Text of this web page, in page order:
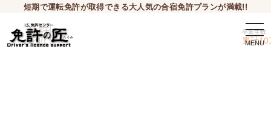
短期で運転免許が取得できる大人気の合宿免許プランが満載!!
卒業生数
累計10